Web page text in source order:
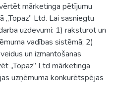
mārketinga pētījumu
„Topaz” Ltd. Lai sasniegtu
uzdevumi: 1) raksturot un
vadības sistēmā; 2)
un izmantošanas
„Topaz” Ltd mārketinga
uzņēmuma konkurētspējas